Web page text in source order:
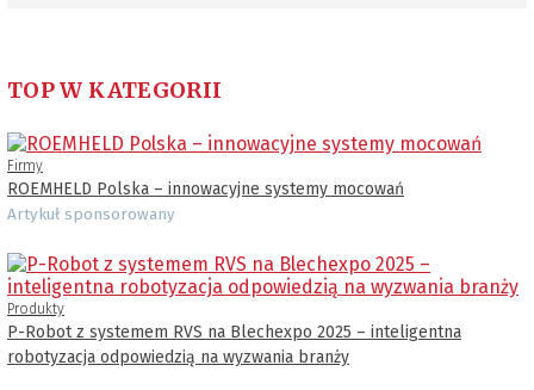
TOP W KATEGORII
Firmy
ROEMHELD Polska – innowacyjne systemy mocowań
Artykuł sponsorowany
Produkty
P-Robot z systemem RVS na Blechexpo 2025 – inteligentna
robotyzacja odpowiedzią na wyzwania branży